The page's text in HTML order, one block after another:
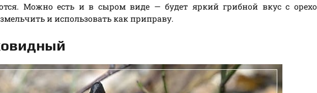
Можно есть и в сыром виде — будет яркий грибной вкус с
и использовать как приправу.